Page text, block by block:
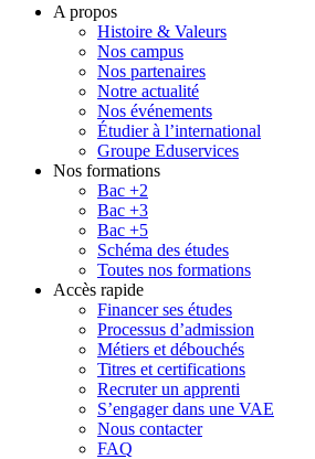
A propos
Histoire & Valeurs
Nos campus
Nos partenaires
Notre actualité
Nos événements
Étudier à l’international
Groupe Eduservices
Nos formations
Bac +2
Bac +3
Bac +5
Schéma des études
Toutes nos formations
Accès rapide
Financer ses études
Processus d’admission
Métiers et débouchés
Titres et certifications
Recruter un apprenti
S’engager dans une VAE
Nous contacter
FAQ